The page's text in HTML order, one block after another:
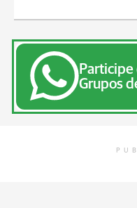
Grupos